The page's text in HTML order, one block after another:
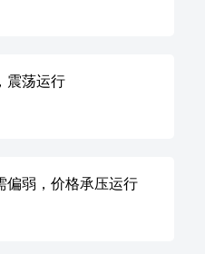
震荡运行
偏弱，价格承压运行